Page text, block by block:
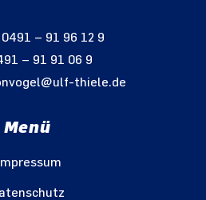
– 91 96 12 9
– 91 91 06 9
thiele.de
Menü